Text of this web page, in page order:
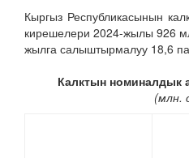
Кыргыз Республикасынын
кирешелери 2024-жылы 926
жылга салыштырмалуу 18,6
Калктын номиналдык
(млн.